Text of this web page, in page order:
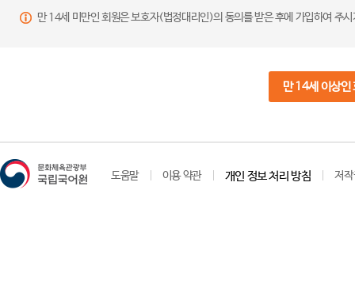
만 14세 미만인 회원은 보호자(법정대리인)의 동의를 받은 후에 가입하여 주
만 14세 이상인
도움말 이용 약관 개인 정보 처리 방침 저